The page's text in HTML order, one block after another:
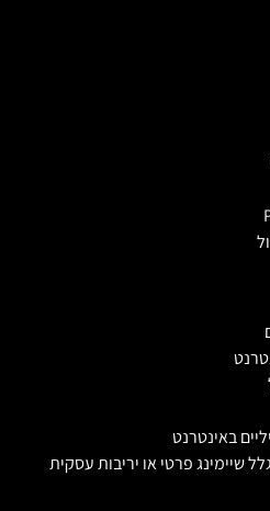
באינטרנט
שיימינג פרטי או יריבות עסקית